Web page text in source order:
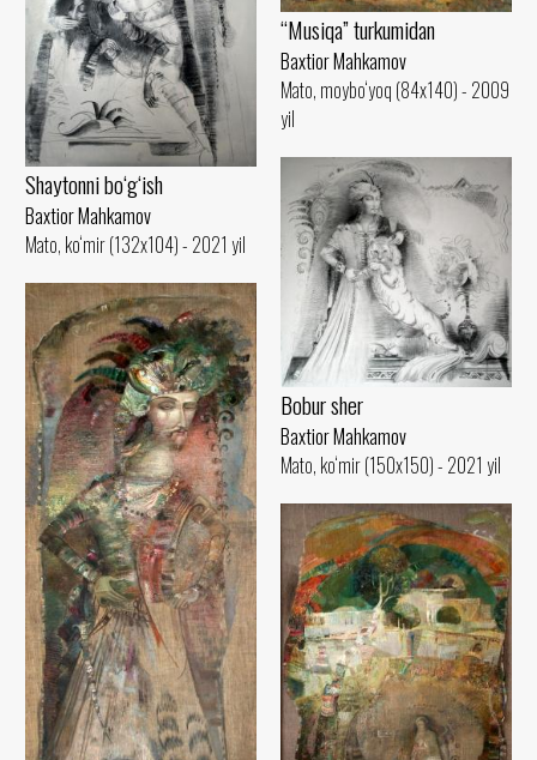
Shaytonni bo‘g‘ish
Baxtior Mahkamov
Mato, ko‘mir (132x104) - 2021 yil
“Musiqa” turkumidan
Baxtior Mahkamov
Mato, moybo‘yoq (84x140) - 2009
yil
Bobur sher
Baxtior Mahkamov
Mato, ko‘mir (150x150) - 2021 yil